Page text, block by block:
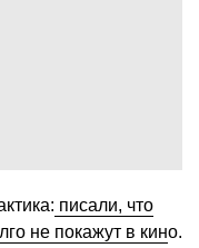
писали, что
не покажут в кино.